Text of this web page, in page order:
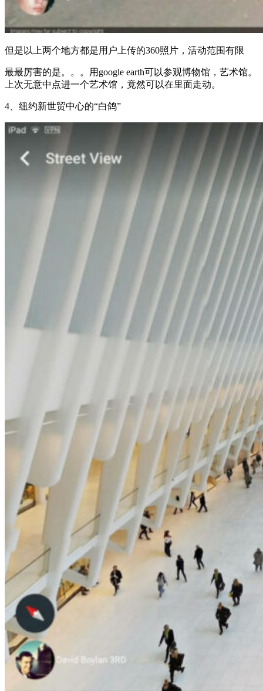
但是以上两个地方都是用户上传的360照片，活动范围有限
最最厉害的是。。。用google earth可以参观博物馆，艺术馆。
上次无意中点进一个艺术馆，竟然可以在里面走动。
4、纽约新世贸中心的“白鸽”